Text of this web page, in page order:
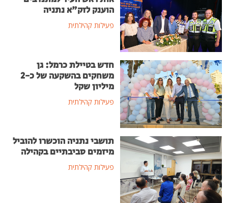
הוענק לזק"א נתניה
פעילות קהילתית
חדש בטיילת כרמל: גן
משחקים בהשקעה של כ-2
מיליון שקל
פעילות קהילתית
תושבי נתניה הוכשרו להוביל
מיזמים סביבתיים בקהילה
פעילות קהילתית